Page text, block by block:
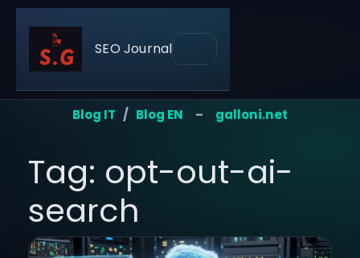
SEO Journal
Blog IT / Blog EN – galloni.net
Tag: opt-out-ai-
search